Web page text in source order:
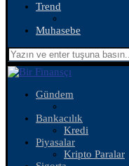
Trend
Muhasebe
Gündem
Bankacılık
Kredi
Piyasalar
Kripto Paralar